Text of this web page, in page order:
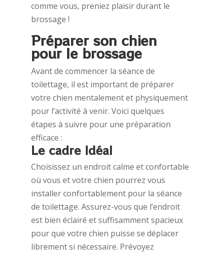
comme vous, preniez plaisir durant le
brossage !
Préparer son chien
pour le brossage
Avant de commencer la séance de
toilettage, il est important de préparer
votre chien mentalement et physiquement
pour l’activité à venir. Voici quelques
étapes à suivre pour une préparation
efficace :
Le cadre Idéal
Choisissez un endroit calme et confortable
où vous et votre chien pourrez vous
installer confortablement pour la séance
de toilettage. Assurez-vous que l’endroit
est bien éclairé et suffisamment spacieux
pour que votre chien puisse se déplacer
librement si nécessaire. Prévoyez